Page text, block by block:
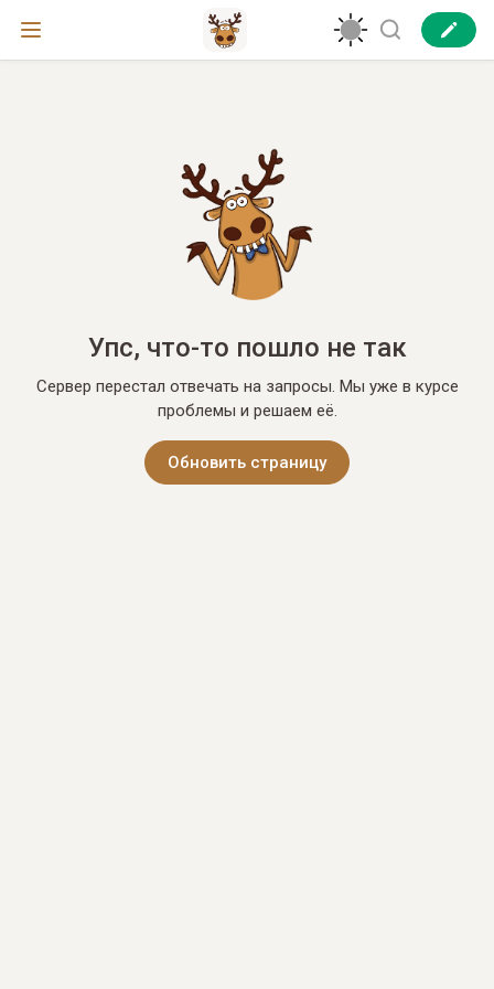
Упс, что-то пошло не так
Сервер перестал отвечать на запросы. Мы уже в курсе
проблемы и решаем её.
Обновить страницу